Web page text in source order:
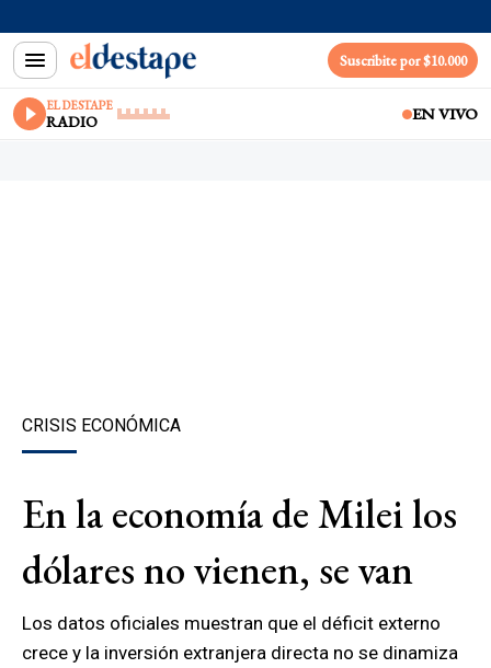
Suscribite por $10.000
EL DESTAPE
RADIO EN VIVO
CRISIS ECONÓMICA
En la economía de Milei los
dólares no vienen, se van
Los datos oficiales muestran que el déficit externo
crece y la inversión extranjera directa no se dinamiza